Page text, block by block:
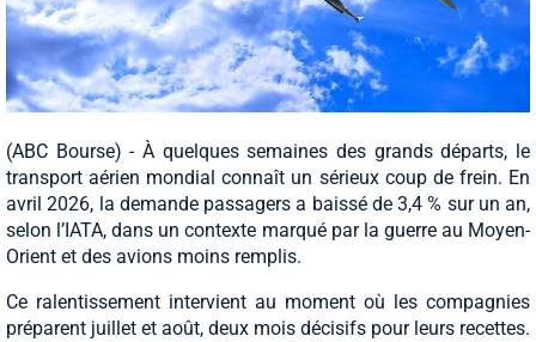
(ABC Bourse) - À quelques semaines des grands départs, le
transport aérien mondial connaît un sérieux coup de frein. En
avril 2026, la demande passagers a baissé de 3,4 % sur un an,
selon l’IATA, dans un contexte marqué par la guerre au Moyen-
Orient et des avions moins remplis.
Ce ralentissement intervient au moment où les compagnies
préparent juillet et août, deux mois décisifs pour leurs recettes.